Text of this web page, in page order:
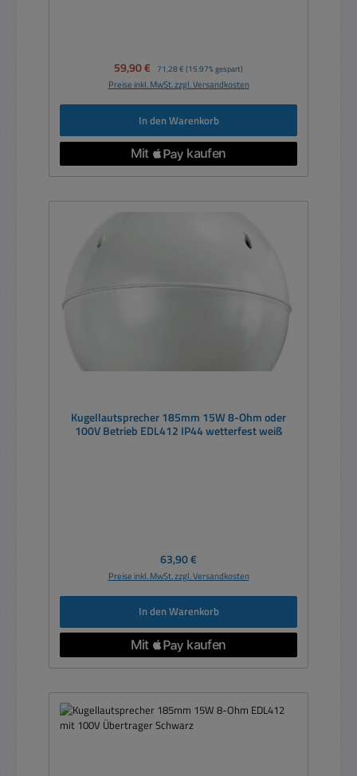
Verkaufspreis:
59,90 € Regulärer Preis:
71,28 € (15.97% gespart)
Preise inkl. MwSt. zzgl. Versandkosten
In den Warenkorb
Kugellautsprecher 185mm 15W 8-Ohm oder
100V Betrieb EDL412 IP44 wetterfest weiß
Regulärer Preis:
63,90 €
Preise inkl. MwSt. zzgl. Versandkosten
In den Warenkorb